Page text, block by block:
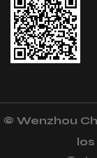
© Wenzhou